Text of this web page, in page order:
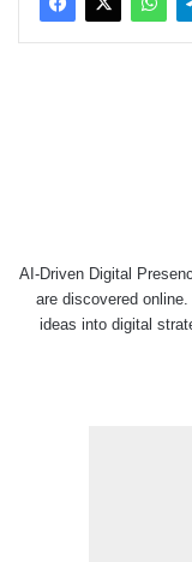
AI-Driven Digital
are discovered
ideas into digital